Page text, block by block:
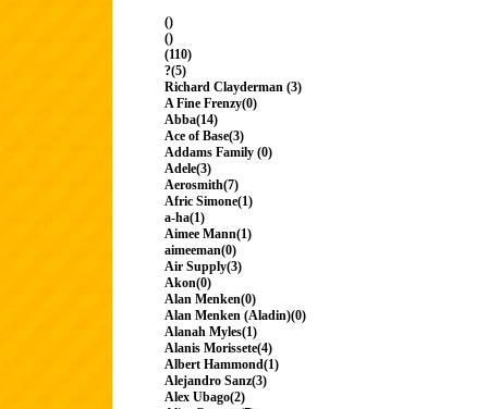
()
()
(110)
?(5)
Richard Clayderman (3)
A Fine Frenzy(0)
Abba(14)
Ace of Base(3)
Addams Family (0)
Adele(3)
Aerosmith(7)
Afric Simone(1)
a-ha(1)
Aimee Mann(1)
aimeeman(0)
Air Supply(3)
Akon(0)
Alan Menken(0)
Alan Menken (Aladin)(0)
Alanah Myles(1)
Alanis Morissete(4)
Albert Hammond(1)
Alejandro Sanz(3)
Alex Ubago(2)